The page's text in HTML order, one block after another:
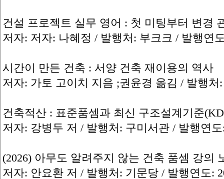
건설 프로젝트 실무 영어 : 첫 미팅부터 변경
저자: 저자: 나혜정 / 발행처: 부크크 / 발행연
시간이 만든 건축 : 서양 건축 재이용의 역사
저자: 가토 고이치 지음 ;권윤경 옮김 / 발행처
건축적산 : 표준품셈과 최신 구조설계기준
저자: 강병두 저 / 발행처: 구미서관 / 발행연도
(2026) 아무도 알려주지 않는 건축 품셈 강의
저자: 안요환 저 / 발행처: 기문당 / 발행연도: